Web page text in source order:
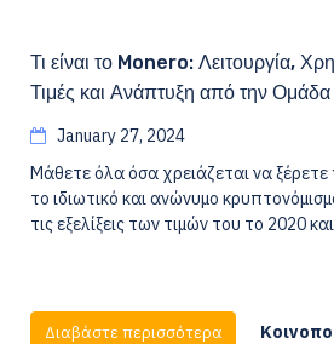
Τι είναι το Monero: Λειτουργία,
Τιμές και Ανάπτυξη από την
January 27, 2024
Μάθετε όλα όσα χρειάζεται να ξέρετε
το ιδιωτικό και ανώνυμο
τις εξελίξεις των τιμών του το 2020
Διαβάστε περισσότερα